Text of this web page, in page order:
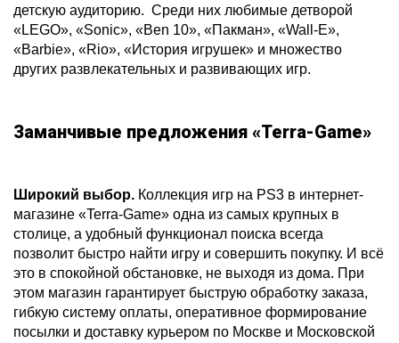
детскую аудиторию. Среди них любимые детворой
«LEGO», «Sonic», «Ben 10», «Пакман», «Wall-E»,
«Barbie», «Rio», «История игрушек» и множество
других развлекательных и развивающих игр.
Заманчивые предложения «Terra-Game»
Широкий выбор. Коллекция игр на PS3 в интернет-
магазине «Terra-Game» одна из самых крупных в
столице, а удобный функционал поиска всегда
позволит быстро найти игру и совершить покупку. И всё
это в спокойной обстановке, не выходя из дома. При
этом магазин гарантирует быструю обработку заказа,
гибкую систему оплаты, оперативное формирование
посылки и доставку курьером по Москве и Московской